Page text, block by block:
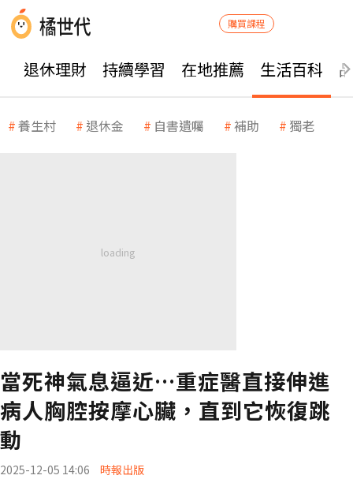
購買課程
退休理財 持續學習 在地推薦 生活百科
養生村 退休金 自書遺囑 補助 獨老
當死神氣息逼近…重症醫直接伸進
病人胸腔按摩心臟，直到它恢復跳
動
2025-12-05 14:06 時報出版